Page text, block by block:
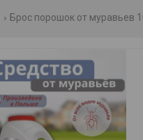
Брос порошок от муравьев